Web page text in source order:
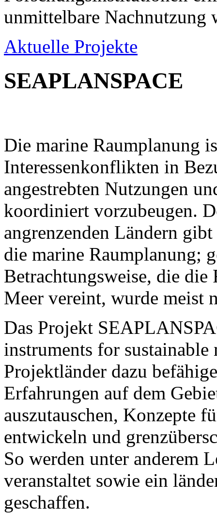
unmittelbare Nachnutzung
Aktuelle Projekte
SEAPLANSPACE
Die marine Raumplanung
Interessenkonflikten in
angestrebten Nutzungen
koordiniert vorzubeugen.
angrenzenden Ländern
die marine Raumplanung;
Betrachtungsweise, die
Meer vereint, wurde meist
Das Projekt
instruments for
Projektländer dazu
Erfahrungen auf dem
auszutauschen, Konzepte
entwickeln und
So werden unter anderem
veranstaltet sowie ein
geschaffen.